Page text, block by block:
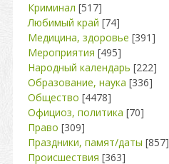
Криминал [517]
Любимый край [74]
Медицина, здоровье [391]
Мероприятия [495]
Народный календарь [222]
Образование, наука [336]
Общество [4478]
Официоз, политика [70]
Право [309]
Праздники, памят/даты [857]
Происшествия [363]